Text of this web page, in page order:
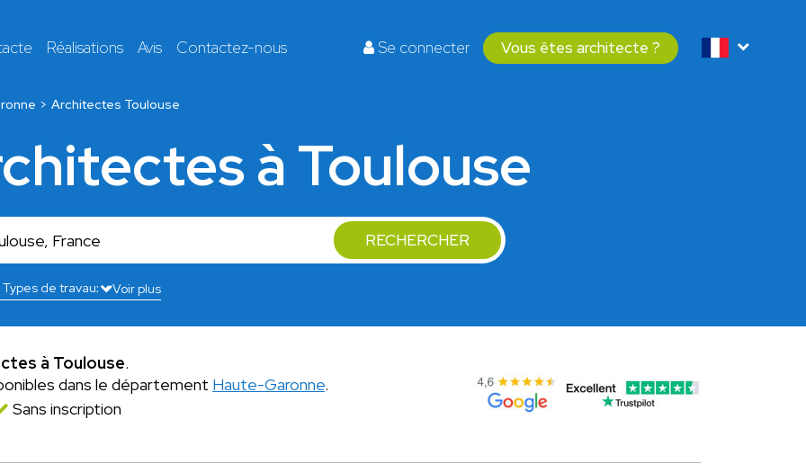
Réalisations Avis Contactez-nous Se connecter Vous êtes architecte ?
Architectes Toulouse
à Toulouse
RECHERCHER
Voir plus
à Toulouse.
dans le département Haute-Garonne.
Sans inscription